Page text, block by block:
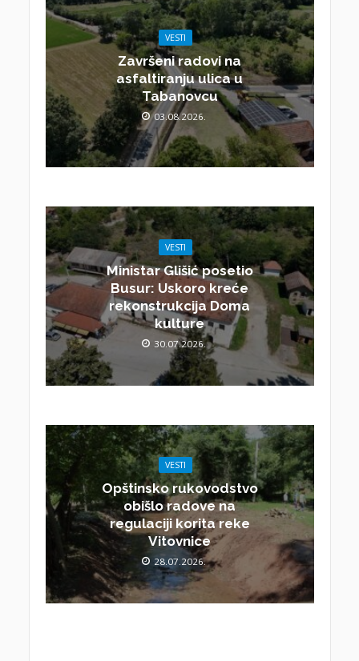
VESTI
Završeni radovi na
asfaltiranju ulica u
Tabanovcu
03.08.2026.
VESTI
Ministar Glišić posetio
Busur: Uskoro kreće
rekonstrukcija Doma
kulture
30.07.2026.
VESTI
Opštinsko rukovodstvo
obišlo radove na
regulaciji korita reke
Vitovnice
28.07.2026.